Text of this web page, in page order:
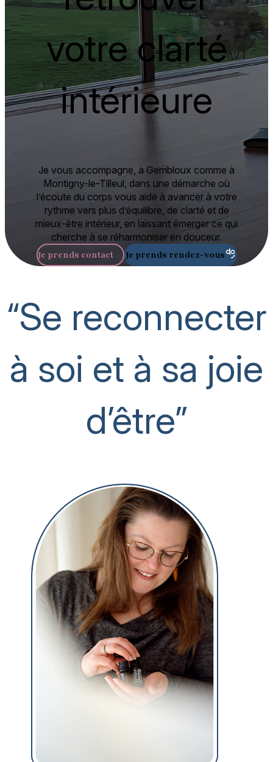
votre clarté
intérieure
Je vous accompagne, à Gembloux comme à
Montigny-le-Tilleul, dans une démarche où
l’écoute du corps vous aide à avancer à votre
rythme vers plus d’équilibre, de clarté et de
mieux-être intérieur, en laissant émerger ce qui
cherche à se réharmoniser en douceur.
Je prends contact Je prends rendez-vous
“Se reconnecter
à soi et à sa joie
d’être”